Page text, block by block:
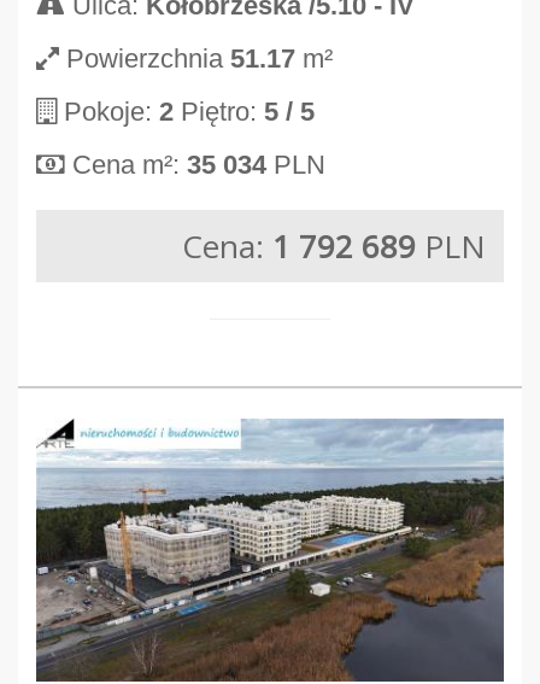
Powierzchnia 51.17 m²
Pokoje: 2 Piętro: 5 / 5
Cena m²: 35 034 PLN
Cena: 1 792 689 PLN